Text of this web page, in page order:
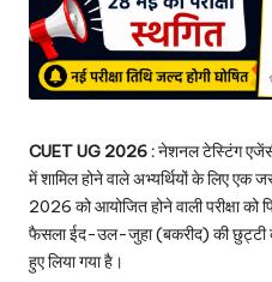
CUET UG 2026 :नेशनल टेस्टिंग
में शामिल होने वाले अभ्यर्थियों के लिए एक
2026 को आयोजित होने वाली परीक्षा को
फैसला ईद-उल-जुहा (बकरीद) की छुट्टी
हुए लिया गया है।